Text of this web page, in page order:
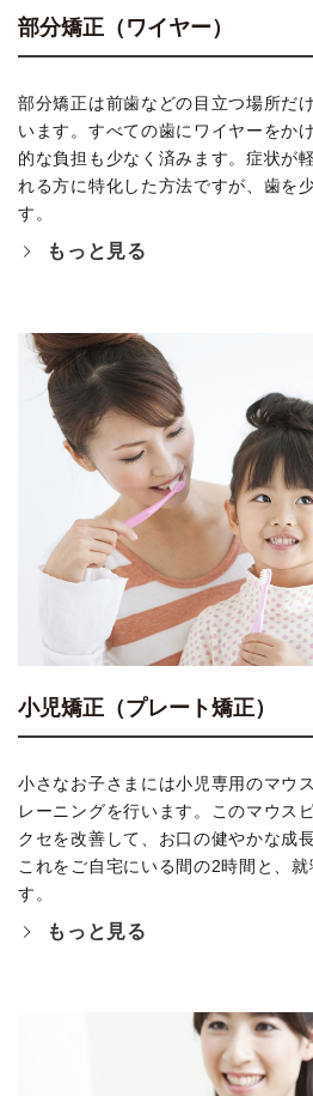
部分矯正（ワイヤー）
部分矯正は前歯などの目立つ場所だ
います。すべての歯にワイヤーをか
的な負担も少なく済みます。症状が
れる方に特化した方法ですが、歯を
す。
もっと見る
小児矯正（プレート矯正）
小さなお子さまには小児専用のマウ
レーニングを行います。このマウス
クセを改善して、お口の健やかな成
これをご自宅にいる間の2時間と、
す。
もっと見る